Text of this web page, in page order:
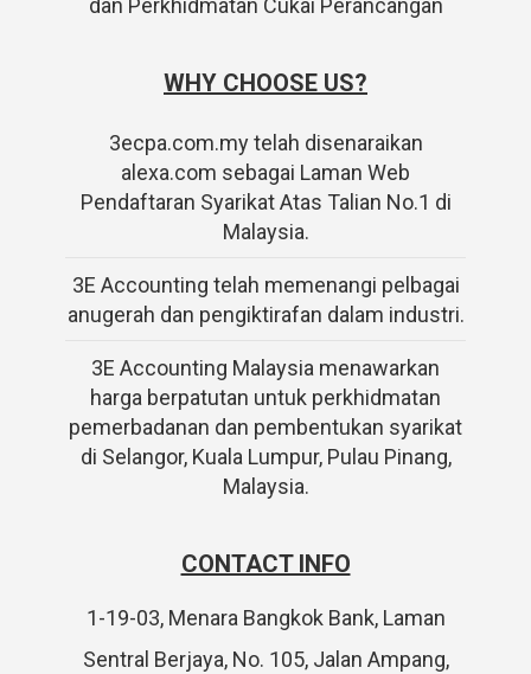
dan Perkhidmatan Cukai Perancangan
WHY CHOOSE US?
3ecpa.com.my telah disenaraikan
alexa.com sebagai Laman Web
Pendaftaran Syarikat Atas Talian No.1 di
Malaysia.
3E Accounting telah memenangi pelbagai
anugerah dan pengiktirafan dalam industri.
3E Accounting Malaysia menawarkan
harga berpatutan untuk perkhidmatan
pemerbadanan dan pembentukan syarikat
di Selangor, Kuala Lumpur, Pulau Pinang,
Malaysia.
CONTACT INFO
1-19-03, Menara Bangkok Bank, Laman
Sentral Berjaya, No. 105, Jalan Ampang,